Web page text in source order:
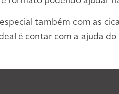
também com as
é contar com a ajuda